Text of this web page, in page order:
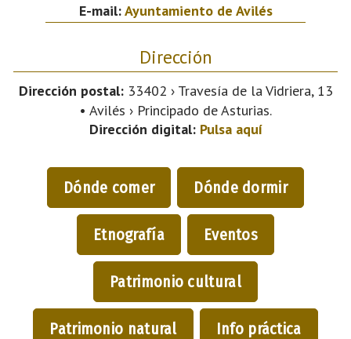
E-mail:Ayuntamiento de Avilés
Dirección
Dirección postal:33402 › Travesía de la Vidriera, 13
• Avilés › Principado de Asturias.
Dirección digital: Pulsa aquí
Dónde comer Dónde dormir
Etnografía Eventos
Patrimonio cultural
Patrimonio natural Info práctica